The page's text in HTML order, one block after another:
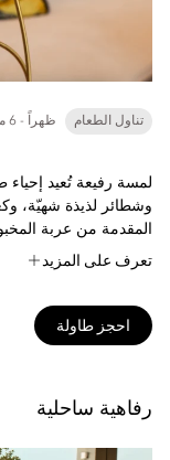
تناول الطعام 2 ظهراً - 6 مساءً
لمسة رفيعة تُعيد
وشطائر لذيذة شهيّة،
المقدمة من عربة
تعرف على المزيد
احجز طاولة
رفاهية ساحلية